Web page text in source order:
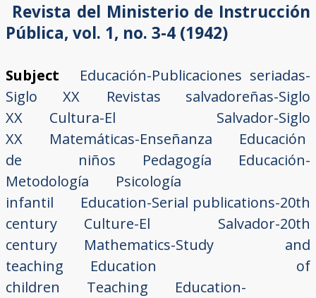
Revista del Ministerio de Instrucción
Pública, vol. 1, no. 3-4 (1942)
Subject
Educación-Publicaciones seriadas-
Siglo XX
Revistas salvadoreñas-Siglo
XX
Cultura-El Salvador-Siglo
XX
Matemáticas-Enseñanza
Educación
de niños
Pedagogía
Educación-
Metodología
Psicología
infantil
Education-Serial publications-20th
century
Culture-El Salvador-20th
century
Mathematics-Study and
teaching
Education of
children
Teaching
Education-